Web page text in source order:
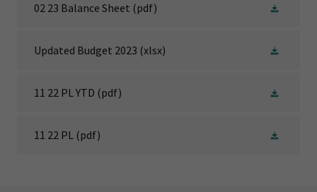
02 23 Balance Sheet (pdf)
Updated Budget 2023 (xlsx)
11 22 PL YTD (pdf)
11 22 PL (pdf)